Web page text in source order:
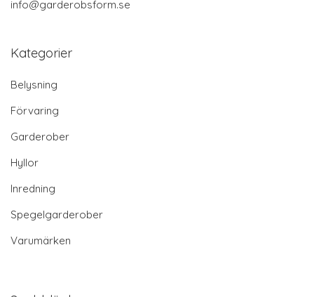
info@garderobsform.se
Kategorier
Belysning
Förvaring
Garderober
Hyllor
Inredning
Spegelgarderober
Varumärken